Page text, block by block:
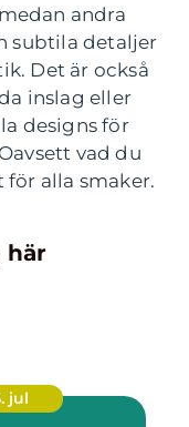
andra
subtila detaljer
Det är också
inslag eller
designs för
vad du
för alla smaker.
här
jul